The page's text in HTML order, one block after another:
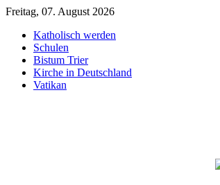
Freitag, 07. August 2026
Katholisch werden
Schulen
Bistum Trier
Kirche in Deutschland
Vatikan